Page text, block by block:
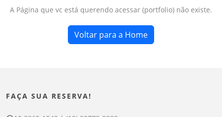
A Página que vc está querendo acessar (portfolio) não existe.
Voltar para a Home
FAÇA SUA RESERVA!